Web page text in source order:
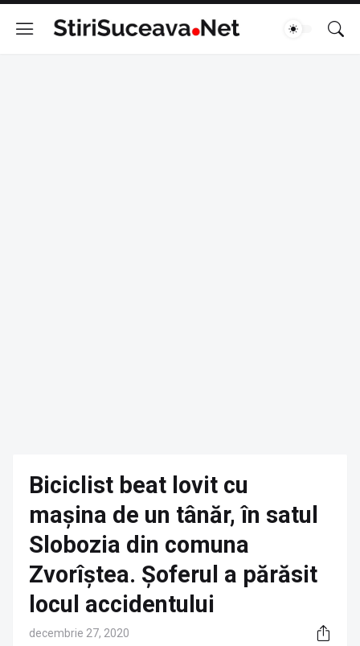
Biciclist beat lovit cu
mașina de un tânăr, în satul
Slobozia din comuna
Zvorîștea. Șoferul a părăsit
locul accidentului
decembrie 27, 2020